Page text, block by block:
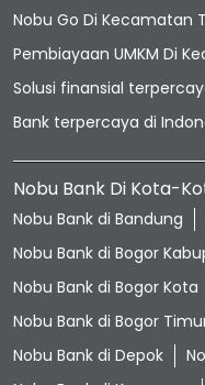
Nobu Go Di Kecamatan
Pembiayaan UMKM Di
Solusi finansial
Bank terpercaya di
Nobu Bank Di Kota-
Nobu Bank di Bandung
Nobu Bank di Bogor
Nobu Bank di Bogor Kota
Nobu Bank di Bogor
Nobu Bank di Depok